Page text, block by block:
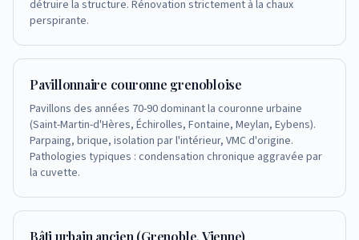
détruire la structure. Rénovation strictement à la chaux
perspirante.
Pavillonnaire couronne grenobloise
Pavillons des années 70-90 dominant la couronne urbaine
(Saint-Martin-d'Hères, Échirolles, Fontaine, Meylan, Eybens).
Parpaing, brique, isolation par l'intérieur, VMC d'origine.
Pathologies typiques : condensation chronique aggravée par
la cuvette.
Bâti urbain ancien (Grenoble, Vienne)